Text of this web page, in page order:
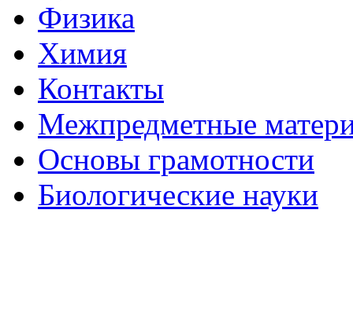
Физика
Химия
Контакты
Межпредметные
Основы грамотности
Биологические науки